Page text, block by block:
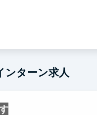
ンターン求人